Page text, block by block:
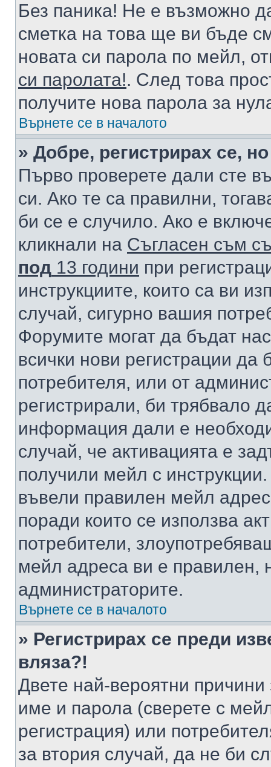
Без паника! Не е възможно
сметка на това ще ви бъде
новата си парола по мейл,
си паролата!. След това
получите нова парола за
Върнете се в началото
» Добре, регистрирах се,
Първо проверете дали сте
си. Ако те са правилни,
би се е случило. Ако е
кликнали на Съгласен съм
под 13 години при
инструкциите, които са ви
случай, сигурно вашия
Форумите могат да бъдат
всички нови регистрации да
потребителя, или от
регистрирали, би трябвало
информация дали е
случай, че активацията е
получили мейл с
въвели правилен мейл
поради които се използва
потребители,
мейл адреса ви е правилен,
администраторите.
Върнете се в началото
» Регистрирах се преди
вляза?!
Двете най-вероятни
име и парола (сверете с
регистрация) или
за втория случай, да не би